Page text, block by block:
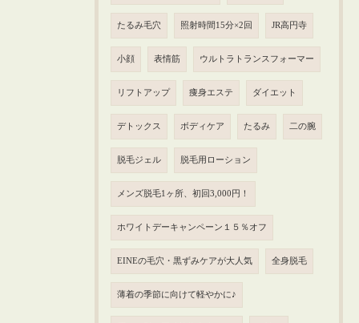
たるみ毛穴 照射時間15分×2回 JR高円寺
小顔 表情筋 ウルトラトランスフォーマー
リフトアップ 痩身エステ ダイエット
デトックス ボディケア たるみ 二の腕
脱毛ジェル 脱毛用ローション
メンズ脱毛1ヶ所、初回3,000円！
ホワイトデーキャンペーン１５％オフ
EINEの毛穴・黒ずみケアが大人気 全身脱毛
薄着の季節に向けて軽やかに♪